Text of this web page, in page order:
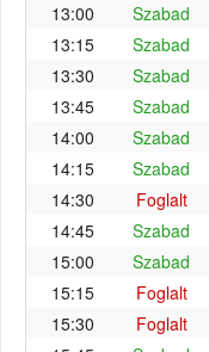
13:00
Szabad
13:15
Szabad
13:30
Szabad
13:45
Szabad
14:00
Szabad
14:15
Szabad
14:30
Foglalt
14:45
Szabad
15:00
Szabad
15:15
Foglalt
15:30
Foglalt